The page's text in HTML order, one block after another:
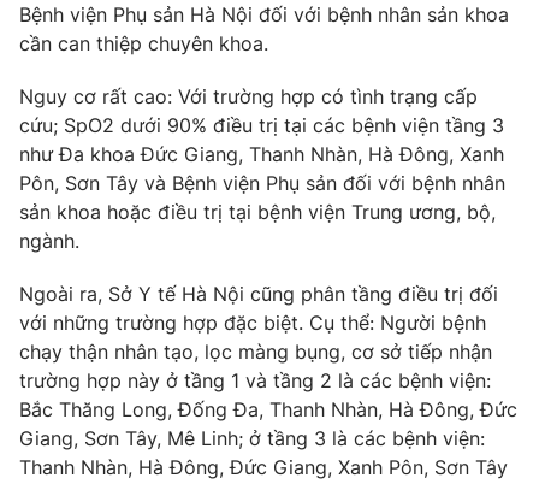
® Cấm sao chép dưới mọi hình thức nếu không có sự chấp
thuận bằng văn bản. Ghi rõ nguồn VTV.vn khi phát hành lại
thông tin từ website này.
Bệnh viện Phụ sản Hà Nội đối với bệnh nhân sản khoa
cần can thiệp chuyên khoa.
Nguy cơ rất cao: Với trường hợp có tình trạng cấp
cứu; SpO2 dưới 90% điều trị tại các bệnh viện tầng 3
như Đa khoa Đức Giang, Thanh Nhàn, Hà Đông, Xanh
Pôn, Sơn Tây và Bệnh viện Phụ sản đối với bệnh nhân
sản khoa hoặc điều trị tại bệnh viện Trung ương, bộ,
ngành.
Ngoài ra, Sở Y tế Hà Nội cũng phân tầng điều trị đối
với những trường hợp đặc biệt. Cụ thể: Người bệnh
chạy thận nhân tạo, lọc màng bụng, cơ sở tiếp nhận
trường hợp này ở tầng 1 và tầng 2 là các bệnh viện:
Bắc Thăng Long, Đống Đa, Thanh Nhàn, Hà Đông, Đức
Giang, Sơn Tây, Mê Linh; ở tầng 3 là các bệnh viện:
Thanh Nhàn, Hà Đông, Đức Giang, Xanh Pôn, Sơn Tây